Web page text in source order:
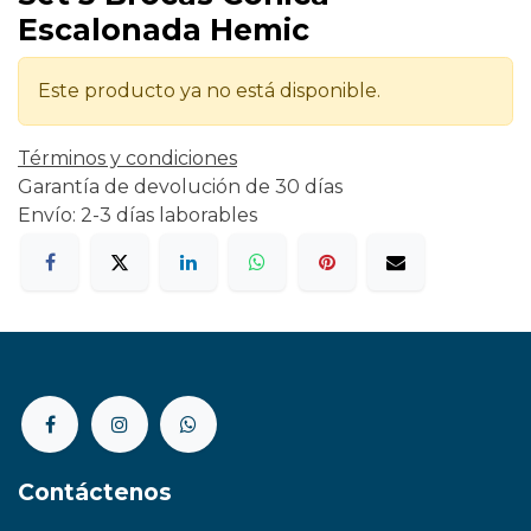
Escalonada Hemic
Este producto ya no está disponible.
Términos y condiciones
Garantía de devolución de 30 días
Envío: 2-3 días laborables
Contáctenos